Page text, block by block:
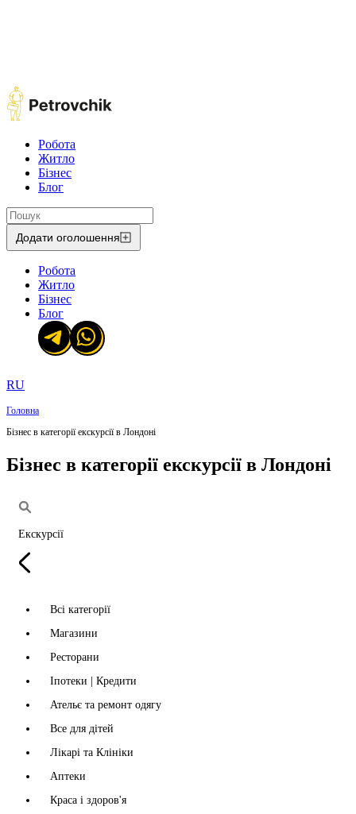
Робота
Житло
Бізнес
Блог
Додати оголошення
Робота
Житло
Бізнес
Блог
RU
Головна
Бізнес в категорії екскурсії в Лондоні
Бізнес в категорії екскурсії в Лондоні
Екскурсії
Всі категорії
Магазини
Ресторани
Іпотеки | Кредити
Ательє та ремонт одягу
Все для дітей
Лікарі та Клініки
Аптеки
Краса і здоров'я